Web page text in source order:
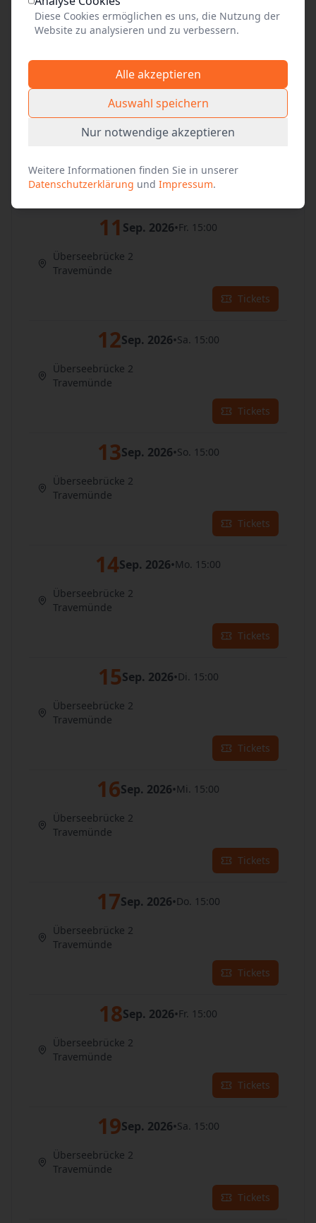
Überseebrücke 2
10Sep. 2026•Do. 15:00
11 Sep. 2026•Fr. 15:00
Überseebrücke 2
Travemünde
Tickets
12Sep. 2026•Sa. 15:00
Überseebrücke 2
Travemünde
Tickets
13Sep. 2026•So. 15:00
Überseebrücke 2
Travemünde
Tickets
14Sep. 2026•Mo. 15:00
Überseebrücke 2
Travemünde
Tickets
15Sep. 2026•Di. 15:00
Überseebrücke 2
Travemünde
Tickets
16Sep. 2026•Mi. 15:00
Überseebrücke 2
Travemünde
Tickets
17Sep. 2026•Do. 15:00
Überseebrücke 2
Travemünde
Tickets
18Sep. 2026•Fr. 15:00
Überseebrücke 2
Travemünde
Tickets
19Sep. 2026•Sa. 15:00
Überseebrücke 2
Travemünde
Tickets
Diese Cookies ermöglichen es uns, die Nutzung der
Website zu analysieren und zu verbessern.
Alle akzeptieren
Auswahl speichern
Nur notwendige akzeptieren
Weitere Informationen finden Sie in unserer
Datenschutzerklärung und Impressum.